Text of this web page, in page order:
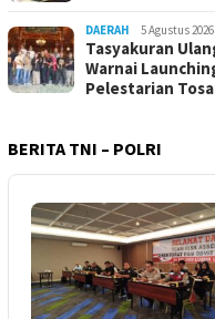
DAERAH 5 Agustus 2026
Tasyakuran
Warnai
Pelestarian
BERITA TNI – POLRI